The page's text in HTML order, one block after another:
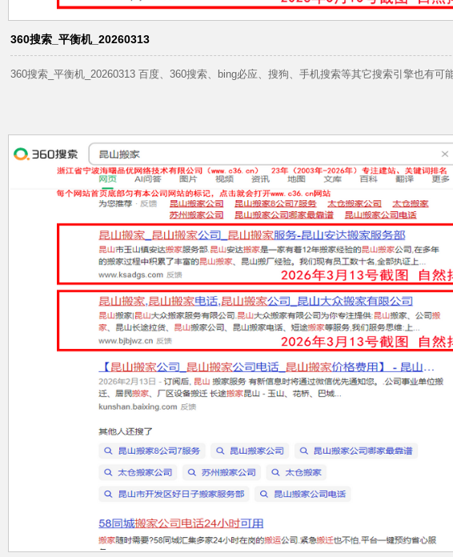
360搜索_平衡机_20260313
360搜索_平衡机_20260313 百度、360搜索、bing必应、搜狗、手机搜索等其它搜索引擎也有可